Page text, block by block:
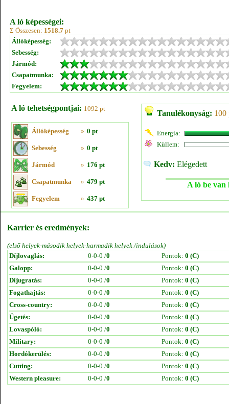
A ló képességei:
Σ Összesen: 1518.7 pt
Állóképesség:
Sebesség:
Jármód:
Csapatmunka:
Fegyelem:
A ló tehetségpontjai: 1092 pt
Állóképesség » 0 pt
Sebesség » 0 pt
Jármód » 176 pt
Csapatmunka » 479 pt
Fegyelem » 437 pt
Tanulékonyság: 100
Energia:
Küllem:
Kedv: Elégedett
A ló be van
Karrier és eredmények:
(első helyek-második helyek-harmadik helyek /indulások)
Díjlovaglás:
0-0-0 /0 Pontok: 0 (C)
Galopp:
0-0-0 /0 Pontok: 0 (C)
Díjugratás:
0-0-0 /0 Pontok: 0 (C)
Fogathajtás:
0-0-0 /0 Pontok: 0 (C)
Cross-country:
0-0-0 /0 Pontok: 0 (C)
Ügetés:
0-0-0 /0 Pontok: 0 (C)
Lovaspóló:
0-0-0 /0 Pontok: 0 (C)
Military:
0-0-0 /0 Pontok: 0 (C)
Hordókerülés:
0-0-0 /0 Pontok: 0 (C)
Cutting:
0-0-0 /0 Pontok: 0 (C)
Western pleasure:
0-0-0 /0 Pontok: 0 (C)